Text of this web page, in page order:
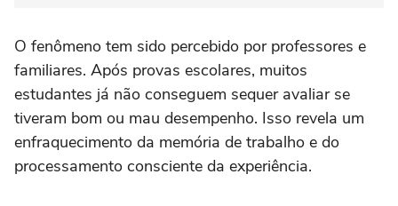
O fenômeno tem sido percebido por professores e
familiares. Após provas escolares, muitos
estudantes já não conseguem sequer avaliar se
tiveram bom ou mau desempenho. Isso revela um
enfraquecimento da memória de trabalho e do
processamento consciente da experiência.